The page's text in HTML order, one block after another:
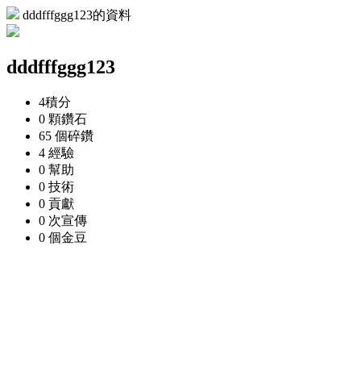
dddfffggg123的資料
dddfffggg123
4積分
0 顆鑽石
65 個碎鑽
4 經驗
0 幫助
0 技術
0 貢獻
0 次宣傳
0 個金豆